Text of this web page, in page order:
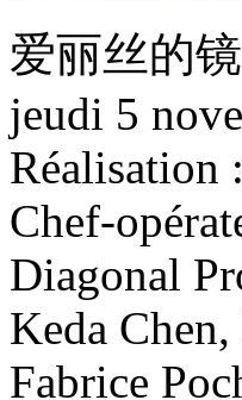
爱丽丝的
jeudi 5
Réalisation
Chef-
Diagonal
Keda
Fabrice